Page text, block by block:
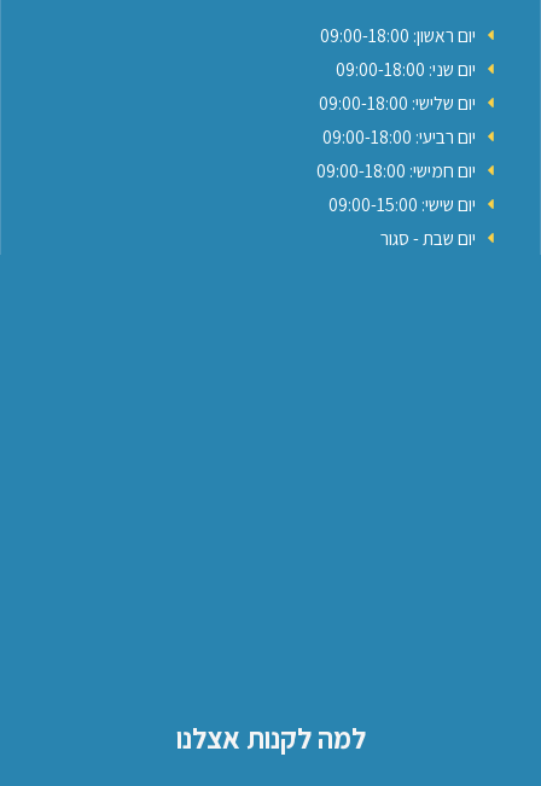
יום ראשון: 09:00-18:00
יום שני: 09:00-18:00
יום שלישי: 09:00-18:00
יום רביעי: 09:00-18:00
יום חמישי: 09:00-18:00
יום שישי: 09:00-15:00
יום שבת - סגור
למה לקנות אצלנו